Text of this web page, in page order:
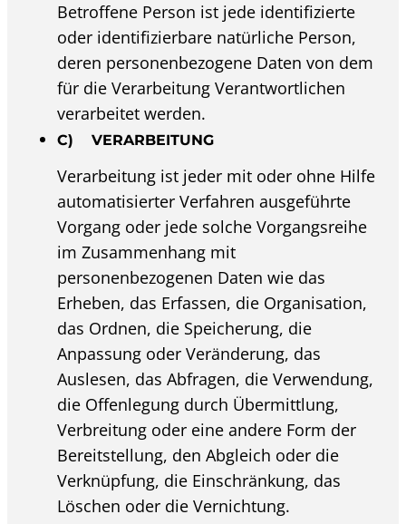
Betroffene Person ist jede identifizierte
oder identifizierbare natürliche Person,
deren personenbezogene Daten von dem
für die Verarbeitung Verantwortlichen
verarbeitet werden.
C) VERARBEITUNG
Verarbeitung ist jeder mit oder ohne Hilfe
automatisierter Verfahren ausgeführte
Vorgang oder jede solche Vorgangsreihe
im Zusammenhang mit
personenbezogenen Daten wie das
Erheben, das Erfassen, die Organisation,
das Ordnen, die Speicherung, die
Anpassung oder Veränderung, das
Auslesen, das Abfragen, die Verwendung,
die Offenlegung durch Übermittlung,
Verbreitung oder eine andere Form der
Bereitstellung, den Abgleich oder die
Verknüpfung, die Einschränkung, das
Löschen oder die Vernichtung.